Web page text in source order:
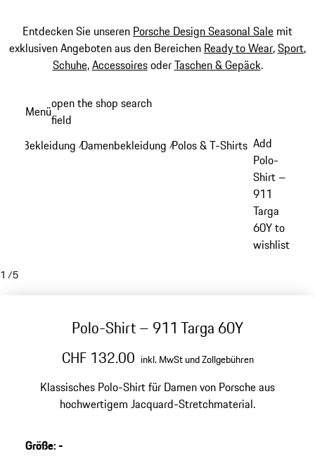
Entdecken Sie unseren Porsche Design Seasonal Sale mit
exklusiven Angeboten aus den Bereichen Ready to Wear,Sport,
Schuhe,AccessoiresoderTaschen & Gepäck.
Hauptinhalt
Menüopen the shop search
field
Bekleidung /Damenbekleidung /Polos & T-Shirts - Damen
Add
Polo-
Shirt –
911
Targa
60Y to
wishlist
1 /5
Polo-Shirt – 911 Targa 60Y
CHF 132.00 inkl. MwSt und Zollgebühren
Klassisches Polo-Shirt für Damen von Porsche aus
hochwertigem Jacquard-Stretchmaterial.
Größe:-